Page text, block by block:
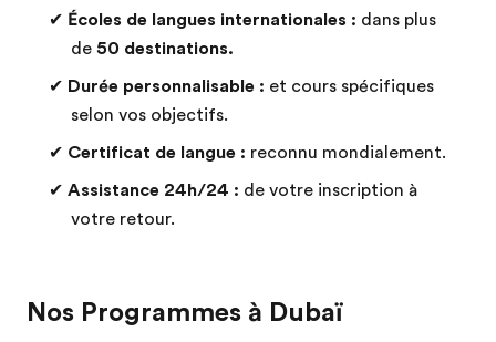
✔ Écoles de langues internationales : dans plus
de 50 destinations.
✔ Durée personnalisable : et cours spécifiques
selon vos objectifs.
✔ Certificat de langue : reconnu mondialement.
✔ Assistance 24h/24 : de votre inscription à
votre retour.
Nos Programmes à Dubaï